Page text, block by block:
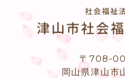
〒708-
岡山県津山市